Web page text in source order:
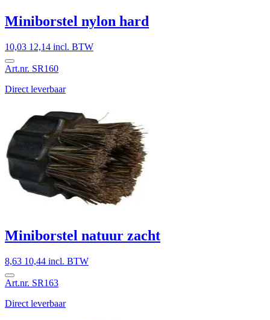
Miniborstel nylon hard
10,03 12,14 incl. BTW
Art.nr. SR160
Direct leverbaar
Miniborstel natuur zacht
8,63 10,44 incl. BTW
Art.nr. SR163
Direct leverbaar